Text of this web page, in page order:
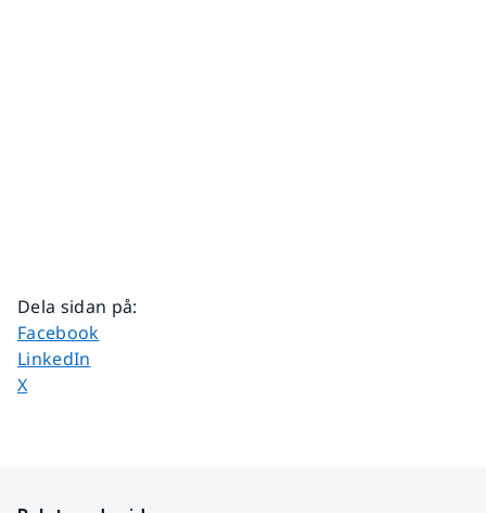
Dela sidan på:
Dela sidan på
Facebook
Dela sidan på
LinkedIn
Dela sidan på
X